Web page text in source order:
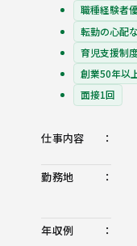
職種経験者
転勤の心配
育児支援制
創業50年以
面接1回
仕事内容
勤務地
年収例